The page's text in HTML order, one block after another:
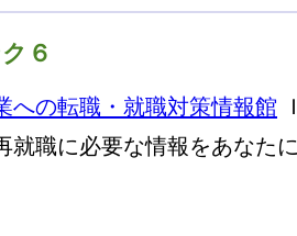
６
への転職・就職対策情報館
就職に必要な情報をあなた